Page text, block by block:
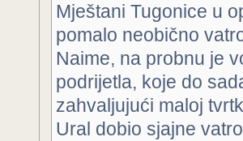
Mještani Tugonice u
pomalo neobično
Naime, na probnu je
podrijetla, koje do
zahvaljujući maloj
Ural dobio sjajne